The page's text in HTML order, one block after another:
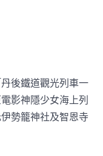
後鐵道觀光列車一
影神隱少女海上列
勢籠神社及智恩寺